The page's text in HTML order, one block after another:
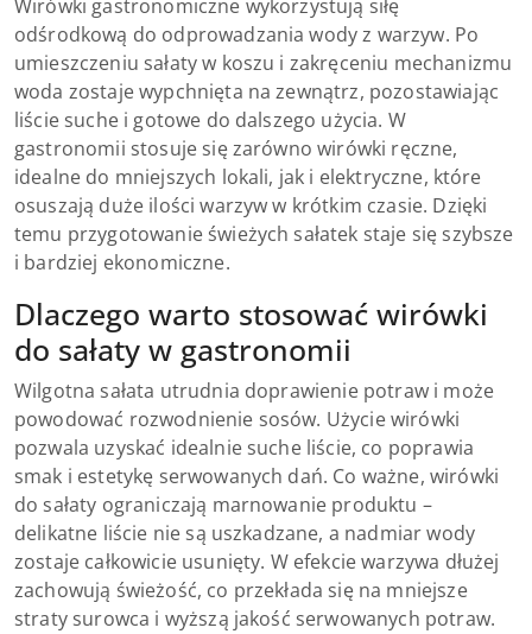
Wirówki gastronomiczne wykorzystują siłę
odśrodkową do odprowadzania wody z warzyw. Po
umieszczeniu sałaty w koszu i zakręceniu mechanizmu
woda zostaje wypchnięta na zewnątrz, pozostawiając
liście suche i gotowe do dalszego użycia. W
gastronomii stosuje się zarówno wirówki ręczne,
idealne do mniejszych lokali, jak i elektryczne, które
osuszają duże ilości warzyw w krótkim czasie. Dzięki
temu przygotowanie świeżych sałatek staje się szybsze
i bardziej ekonomiczne.
Dlaczego warto stosować wirówki
do sałaty w gastronomii
Wilgotna sałata utrudnia doprawienie potraw i może
powodować rozwodnienie sosów. Użycie wirówki
pozwala uzyskać idealnie suche liście, co poprawia
smak i estetykę serwowanych dań. Co ważne, wirówki
do sałaty ograniczają marnowanie produktu –
delikatne liście nie są uszkadzane, a nadmiar wody
zostaje całkowicie usunięty. W efekcie warzywa dłużej
zachowują świeżość, co przekłada się na mniejsze
straty surowca i wyższą jakość serwowanych potraw.